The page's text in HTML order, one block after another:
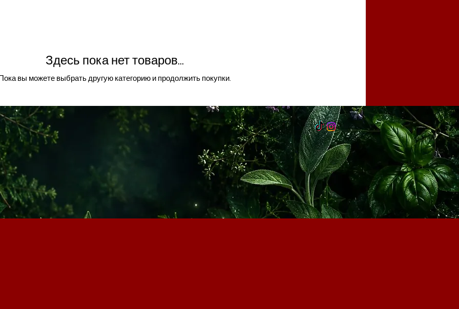
Здесь пока нет товаров...
вы можете выбрать другую категорию и продолжить покупки.